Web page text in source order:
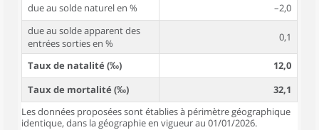
due au solde naturel en %
–2,0
due au solde apparent des
entrées sorties en %
0,1
Taux de natalité (‰)
12,0
Taux de mortalité (‰)
32,1
Les données proposées sont établies à périmètre géographique
identique, dans la géographie en vigueur au 01/01/2026.